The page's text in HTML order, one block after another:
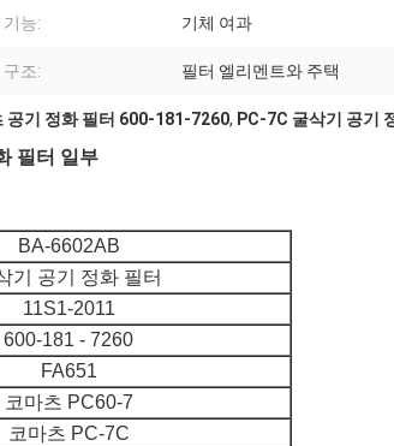
기능: 기체 여과
구조: 필터 엘리멘트와 주택
공기 정화 필터 600-181-7260, PC-7C 굴삭기 공기
필터 일부
BA-6602AB
기 공기 정화 필터
11S1-2011
600-181 - 7260
FA651
코마츠 PC60-7
코마츠 PC-7C